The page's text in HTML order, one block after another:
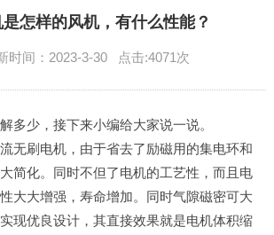
样的风机，有什么性能？
时间：2023-3-30 点击:4071次
少，接下来小编给大家说一说。
刷电机，由于省去了励磁用的集电环和
简化。同时不但了电机的工艺性，而且电
大增强，寿命增加。同时气隙磁密可大
现优良设计，其直接效果就是电机体积缩